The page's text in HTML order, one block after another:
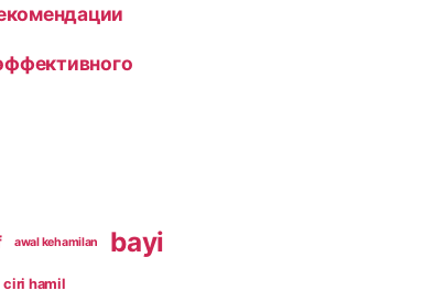
awal kehamilan bayi
ciri hamil